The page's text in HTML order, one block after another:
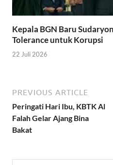
Kepala BGN Baru
Tolerance untuk Korupsi
22 Juli 2026
PREVIOUS ARTICLE
Peringati Hari Ibu, KBTK Al
Falah Gelar Ajang Bina
Bakat